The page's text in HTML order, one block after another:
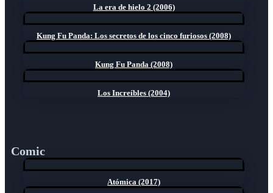
La era de hielo 2 (2006)
Kung Fu Panda: Los secretos de los cinco furiosos (2008)
Kung Fu Panda (2008)
Los Increíbles (2004)
Comic
Atómica (2017)